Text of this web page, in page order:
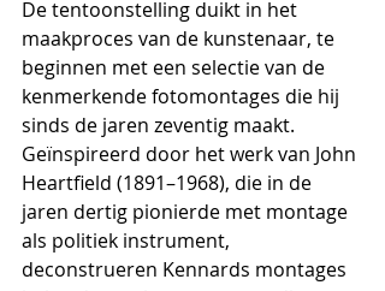
De tentoonstelling duikt in het
maakproces van de kunstenaar, te
beginnen met een selectie van de
kenmerkende fotomontages die hij
sinds de jaren zeventig maakt.
Geïnspireerd door het werk van John
Heartfield (1891–1968), die in de
jaren dertig pionierde met montage
als politiek instrument,
deconstrueren Kennards montages